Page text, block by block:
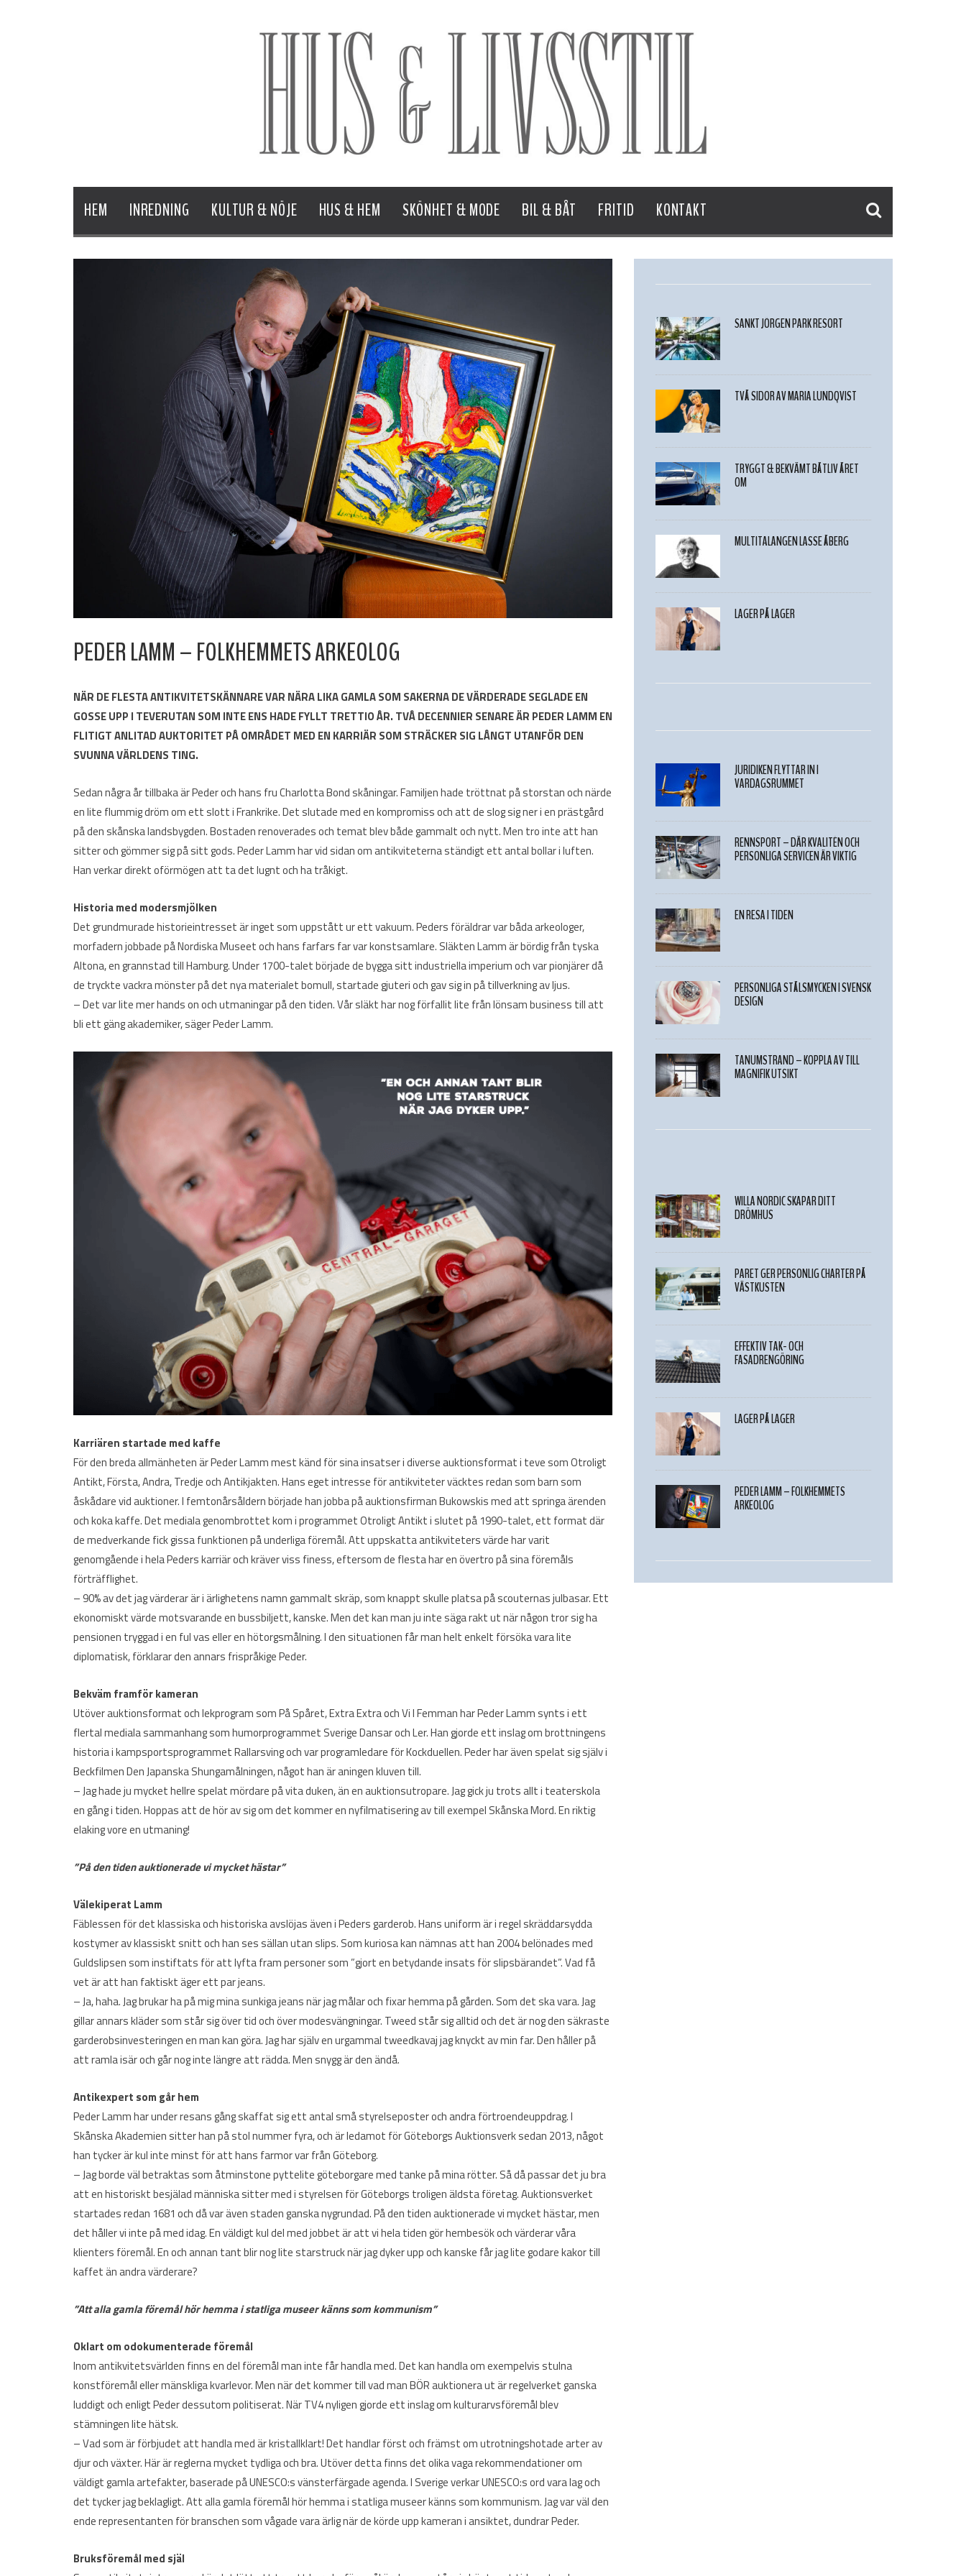
HEM INREDNING KULTUR & NÖJE HUS & HEM SKÖNHET & MODE BIL & BÅT FRITID KONTAKT
PEDER LAMM – FOLKHEMMETS ARKEOLOG
NÄR DE FLESTA ANTIKVITETSKÄNNARE VAR NÄRA LIKA GAMLA SOM SAKERNA DE VÄRDERADE SEGLADE EN
GOSSE UPP I TEVERUTAN SOM INTE ENS HADE FYLLT TRETTIO ÅR. TVÅ DECENNIER SENARE ÄR PEDER LAMM EN
FLITIGT ANLITAD AUKTORITET PÅ OMRÅDET MED EN KARRIÄR SOM STRÄCKER SIG LÅNGT UTANFÖR DEN
SVUNNA VÄRLDENS TING.
Sedan några år tillbaka är Peder och hans fru Charlotta Bond skåningar. Familjen hade tröttnat på storstan och närde
en lite flummig dröm om ett slott i Frankrike. Det slutade med en kompromiss och att de slog sig ner i en prästgård
på den skånska landsbygden. Bostaden renoverades och temat blev både gammalt och nytt. Men tro inte att han
sitter och gömmer sig på sitt gods. Peder Lamm har vid sidan om antikviteterna ständigt ett antal bollar i luften.
Han verkar direkt oförmögen att ta det lugnt och ha tråkigt.
Historia med modersmjölken
Det grundmurade historieintresset är inget som uppstått ur ett vakuum. Peders föräldrar var båda arkeologer,
morfadern jobbade på Nordiska Museet och hans farfars far var konstsamlare. Släkten Lamm är bördig från tyska
Altona, en grannstad till Hamburg. Under 1700-talet började de bygga sitt industriella imperium och var pionjärer då
de tryckte vackra mönster på det nya materialet bomull, startade gjuteri och gav sig in på tillverkning av ljus.
– Det var lite mer hands on och utmaningar på den tiden. Vår släkt har nog förfallit lite från lönsam business till att
bli ett gäng akademiker, säger Peder Lamm.
Karriären startade med kaffe
För den breda allmänheten är Peder Lamm mest känd för sina insatser i diverse auktionsformat i teve som Otroligt
Antikt, Första, Andra, Tredje och Antikjakten. Hans eget intresse för antikviteter väcktes redan som barn som
åskådare vid auktioner. I femtonårsåldern började han jobba på auktionsfirman Bukowskis med att springa ärenden
och koka kaffe. Det mediala genombrottet kom i programmet Otroligt Antikt i slutet på 1990-talet, ett format där
de medverkande fick gissa funktionen på underliga föremål. Att uppskatta antikviteters värde har varit
genomgående i hela Peders karriär och kräver viss finess, eftersom de flesta har en övertro på sina föremåls
förträfflighet.
– 90% av det jag värderar är i ärlighetens namn gammalt skräp, som knappt skulle platsa på scouternas julbasar. Ett
ekonomiskt värde motsvarande en bussbiljett, kanske. Men det kan man ju inte säga rakt ut när någon tror sig ha
pensionen tryggad i en ful vas eller en hötorgsmålning. I den situationen får man helt enkelt försöka vara lite
diplomatisk, förklarar den annars frispråkige Peder.
Bekväm framför kameran
Utöver auktionsformat och lekprogram som På Spåret, Extra Extra och Vi I Femman har Peder Lamm synts i ett
flertal mediala sammanhang som humorprogrammet Sverige Dansar och Ler. Han gjorde ett inslag om brottningens
historia i kampsportsprogrammet Rallarsving och var programledare för Kockduellen. Peder har även spelat sig själv i
Beckfilmen Den Japanska Shungamålningen, något han är aningen kluven till.
– Jag hade ju mycket hellre spelat mördare på vita duken, än en auktionsutropare. Jag gick ju trots allt i teaterskola
en gång i tiden. Hoppas att de hör av sig om det kommer en nyfilmatisering av till exempel Skånska Mord. En riktig
elaking vore en utmaning!
”På den tiden auktionerade vi mycket hästar”
Välekiperat Lamm
Fäblessen för det klassiska och historiska avslöjas även i Peders garderob. Hans uniform är i regel skräddarsydda
kostymer av klassiskt snitt och han ses sällan utan slips. Som kuriosa kan nämnas att han 2004 belönades med
Guldslipsen som instiftats för att lyfta fram personer som ”gjort en betydande insats för slipsbärandet”. Vad få
vet är att han faktiskt äger ett par jeans.
– Ja, haha. Jag brukar ha på mig mina sunkiga jeans när jag målar och fixar hemma på gården. Som det ska vara. Jag
gillar annars kläder som står sig över tid och över modesvängningar. Tweed står sig alltid och det är nog den säkraste
garderobsinvesteringen en man kan göra. Jag har själv en urgammal tweedkavaj jag knyckt av min far. Den håller på
att ramla isär och går nog inte längre att rädda. Men snygg är den ändå.
Antikexpert som går hem
Peder Lamm har under resans gång skaffat sig ett antal små styrelseposter och andra förtroendeuppdrag. I
Skånska Akademien sitter han på stol nummer fyra, och är ledamot för Göteborgs Auktionsverk sedan 2013, något
han tycker är kul inte minst för att hans farmor var från Göteborg.
– Jag borde väl betraktas som åtminstone pyttelite göteborgare med tanke på mina rötter. Så då passar det ju bra
att en historiskt besjälad människa sitter med i styrelsen för Göteborgs troligen äldsta företag. Auktionsverket
startades redan 1681 och då var även staden ganska nygrundad. På den tiden auktionerade vi mycket hästar, men
det håller vi inte på med idag. En väldigt kul del med jobbet är att vi hela tiden gör hembesök och värderar våra
klienters föremål. En och annan tant blir nog lite starstruck när jag dyker upp och kanske får jag lite godare kakor till
kaffet än andra värderare?
”Att alla gamla föremål hör hemma i statliga museer känns som kommunism”
Oklart om odokumenterade föremål
Inom antikvitetsvärlden finns en del föremål man inte får handla med. Det kan handla om exempelvis stulna
konstföremål eller mänskliga kvarlevor. Men när det kommer till vad man BÖR auktionera ut är regelverket ganska
luddigt och enligt Peder dessutom politiserat. När TV4 nyligen gjorde ett inslag om kulturarvsföremål blev
stämningen lite hätsk.
– Vad som är förbjudet att handla med är kristallklart! Det handlar först och främst om utrotningshotade arter av
djur och växter. Här är reglerna mycket tydliga och bra. Utöver detta finns det olika vaga rekommendationer om
väldigt gamla artefakter, baserade på UNESCO:s vänsterfärgade agenda. I Sverige verkar UNESCO:s ord vara lag och
det tycker jag beklagligt. Att alla gamla föremål hör hemma i statliga museer känns som kommunism. Jag var väl den
ende representanten för branschen som vågade vara ärlig när de körde upp kameran i ansiktet, dundrar Peder.
Bruksföremål med själ
SANKT JÖRGEN PARK RESORT
TVÅ SIDOR AV MARIA LUNDQVIST
TRYGGT & BEKVÄMT BÅTLIV ÅRET
OM
MULTITALANGEN LASSE ÅBERG
LAGER PÅ LAGER
JURIDIKEN FLYTTAR IN I
VARDAGSRUMMET
RENNSPORT – DÄR KVALITÉN OCH
PERSONLIGA SERVICEN ÄR VIKTIG
EN RESA I TIDEN
PERSONLIGA STÅLSMYCKEN I SVENSK
DESIGN
TANUMSTRAND – KOPPLA AV TILL
MAGNIFIK UTSIKT
WILLA NORDIC SKAPAR DITT
DRÖMHUS
PARET GER PERSONLIG CHARTER PÅ
VÄSTKUSTEN
EFFEKTIV TAK- OCH
FASADRENGÖRING
LAGER PÅ LAGER
PEDER LAMM – FOLKHEMMETS
ARKEOLOG